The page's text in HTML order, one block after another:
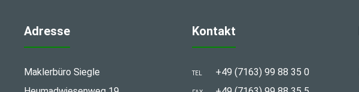
Adresse
Maklerbüro Siegle
Kontakt
TEL +49 (7163) 99 88 35 0